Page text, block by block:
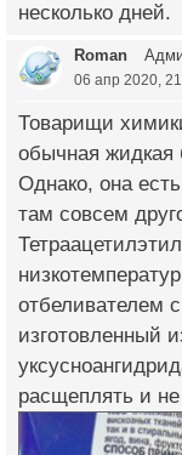
несколько дней.
Roman
06 апр 2020,
Товарищи
обычная жидкая
Однако, она
там совсем
отбеливателем
изготовленный
расщеплять и